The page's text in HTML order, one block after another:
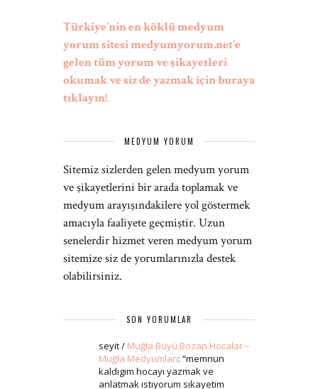
Türkiye'nin en köklü medyum
yorum sitesi medyumyorum.net'e
gelen tüm yorum ve şikayetleri
okumak ve siz de yazmak için buraya
tıklayın!
MEDYUM YORUM
Sitemiz sizlerden gelen medyum yorum
ve şikayetlerini bir arada toplamak ve
medyum arayışındakilere yol göstermek
amacıyla faaliyete geçmiştir. Uzun
senelerdir hizmet veren medyum yorum
sitemize siz de yorumlarınızla destek
olabilirsiniz.
SON YORUMLAR
seyit/ Muğla Büyü Bozan Hocalar –
Muğla Medyumları: “memnun
kaldıgım hocayı yazmak ve
anlatmak ıstıyorum sıkayetim